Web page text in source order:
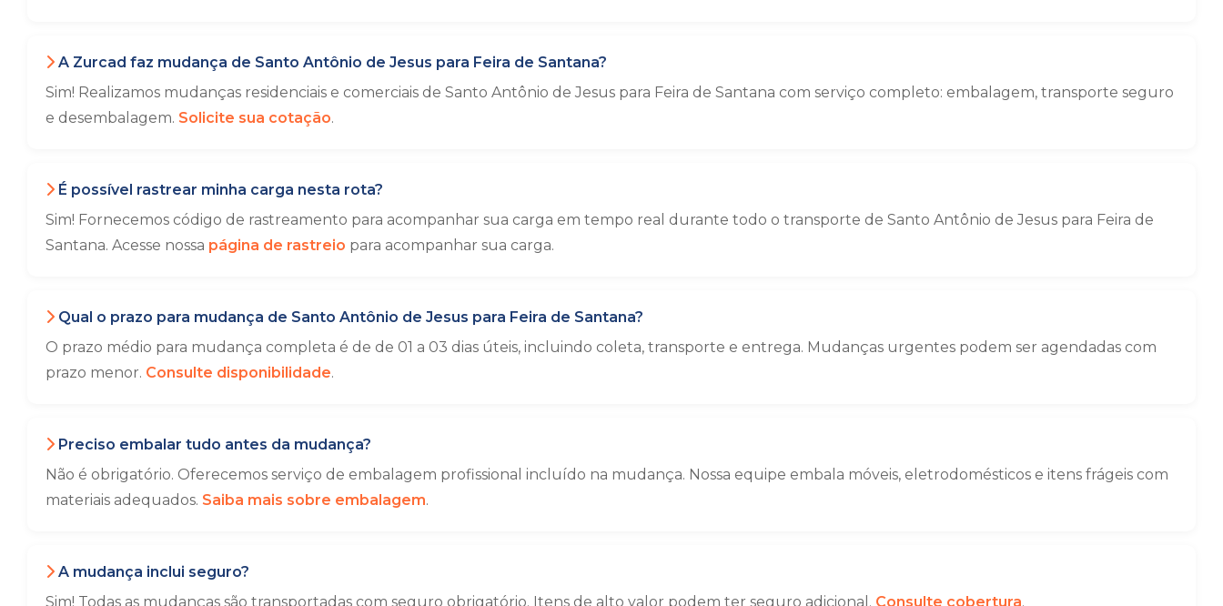
A Zurcad faz mudança de Santo Antônio de Jesus para Feira de Santana?
Sim! Realizamos mudanças residenciais e comerciais de Santo Antônio de Jesus para Feira de Santana com serviço completo: embalagem, transporte seguro
e desembalagem. Solicite sua cotação.
É possível rastrear minha carga nesta rota?
Sim! Fornecemos código de rastreamento para acompanhar sua carga em tempo real durante todo o transporte de Santo Antônio de Jesus para Feira de
Santana. Acesse nossa página de rastreio para acompanhar sua carga.
Qual o prazo para mudança de Santo Antônio de Jesus para Feira de Santana?
O prazo médio para mudança completa é de de 01 a 03 dias úteis, incluindo coleta, transporte e entrega. Mudanças urgentes podem ser agendadas com
prazo menor. Consulte disponibilidade.
Preciso embalar tudo antes da mudança?
Não é obrigatório. Oferecemos serviço de embalagem profissional incluído na mudança. Nossa equipe embala móveis, eletrodomésticos e itens frágeis com
materiais adequados. Saiba mais sobre embalagem.
A mudança inclui seguro?
Sim! Todas as mudanças são transportadas com seguro obrigatório. Itens de alto valor podem ter seguro adicional. Consulte cobertura.